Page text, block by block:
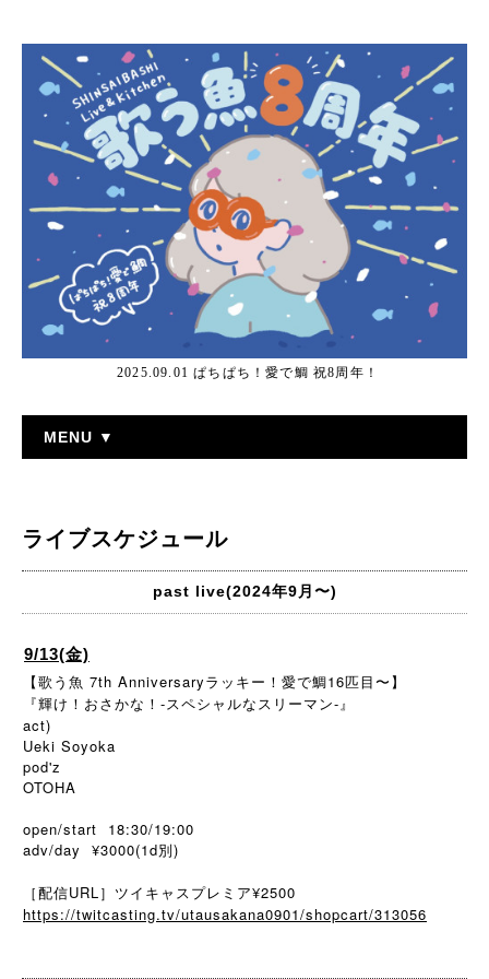
2025.09.01 ぱちぱち！愛で鯛 祝8周年！
MENU ▼
ライブスケジュール
past live(2024年9月〜)
9/13(金)
【歌う魚 7th Anniversaryラッキー！愛で鯛16匹目〜】
『輝け！おさかな！-スペシャルなスリーマン-』
act)
Ueki Soyoka
pod'z
OTOHA
open/start 18:30/19:00
adv/day ¥3000(1d別)
［配信URL］ツイキャスプレミア¥2500
https://twitcasting.tv/utausakana0901/shopcart/313056